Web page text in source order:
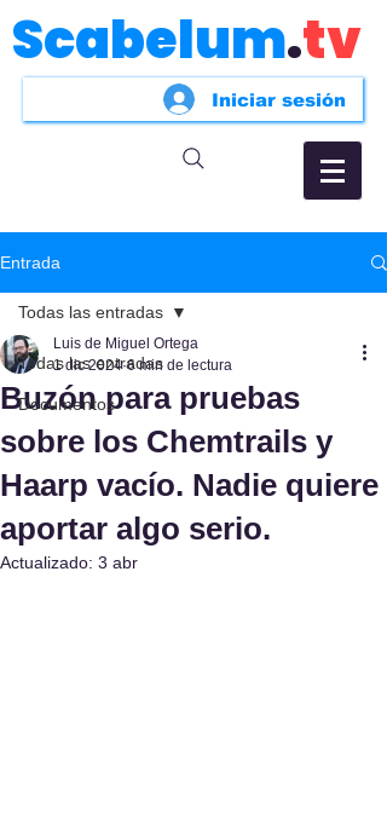
Scabelum.tv
Iniciar sesión
Entrada
Todas las entradas
Documentos
Todas las entradas
Buzón para pruebas
sobre los Chemtrails y
Haarp vacío. Nadie quiere
aportar algo serio.
Luis de Miguel Ortega
1 dic 2024 6 min de lectura
Actualizado: 3 abr